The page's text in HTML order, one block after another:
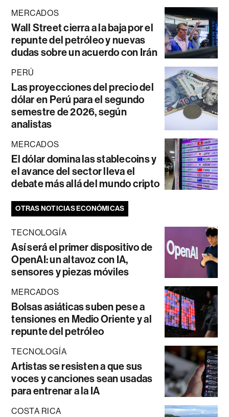
MERCADOS
Wall Street cierra a la baja por el
repunte del petróleo y nuevas
dudas sobre un acuerdo con Irán
PERÚ
Las proyecciones del precio del
dólar en Perú para el segundo
semestre de 2026, según
analistas
MERCADOS
El dólar domina las stablecoins y
el avance del sector lleva el
debate más allá del mundo cripto
OTRAS NOTICIAS ECONÓMICAS
TECNOLOGÍA
Así será el primer dispositivo de
OpenAI: un altavoz con IA,
sensores y piezas móviles
MERCADOS
Bolsas asiáticas suben pese a
tensiones en Medio Oriente y al
repunte del petróleo
TECNOLOGÍA
Artistas se resisten a que sus
voces y canciones sean usadas
para entrenar a la IA
COSTA RICA